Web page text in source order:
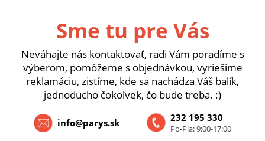
Sme tu pre Vás
Neváhajte nás kontaktovať, radi Vám poradíme s
výberom, pomôžeme s objednávkou, vyriešime
reklamáciu, zistíme, kde sa nachádza Váš balík,
jednoducho čokoľvek, čo bude treba. :)
232 195 330
Po-Pia: 9:00-17:00
info@parys.sk